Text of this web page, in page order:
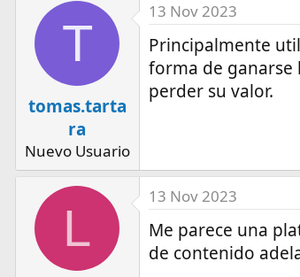
T
tomas.tarta
ra
Nuevo Usuario
13 Nov 2023
Principalmente
forma de ganarse
perder su valor.
L
13 Nov 2023
Me parece una
de contenido